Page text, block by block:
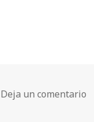
Diseña una
Deja un comentario